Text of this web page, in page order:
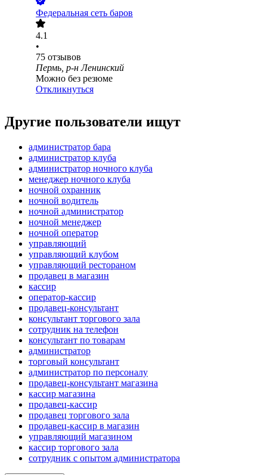
Федеральная сеть баров
4.1
•
75 отзывов
Пермь, р-н Ленинский
Можно без резюме
Откликнуться
Другие пользователи ищут
администратор бара
администратор клуба
администратор ночного клуба
менеджер ночного клуба
ночной охранник
ночной водитель
ночной администратор
ночной менеджер
ночной оператор
управляющий
управляющий клубом
управляющий рестораном
продавец в магазин
кассир
оператор-кассир
продавец-консультант
консультант торгового зала
сотрудник на телефон
консультант по товарам
администратор
торговый консультант
администратор по персоналу
продавец-консультант магазина
кассир магазина
продавец-кассир
продавец торгового зала
продавец-кассир в магазин
управляющий магазином
кассир торгового зала
сотрудник с опытом администратора